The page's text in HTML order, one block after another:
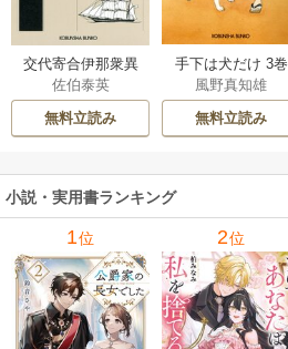
交代寄合伊那衆異
聞 15巻
佐伯泰英
無料立読み
手下は犬だけ 3巻
風野真知雄
無料立読み
小説・実用書ランキング
1位 2位